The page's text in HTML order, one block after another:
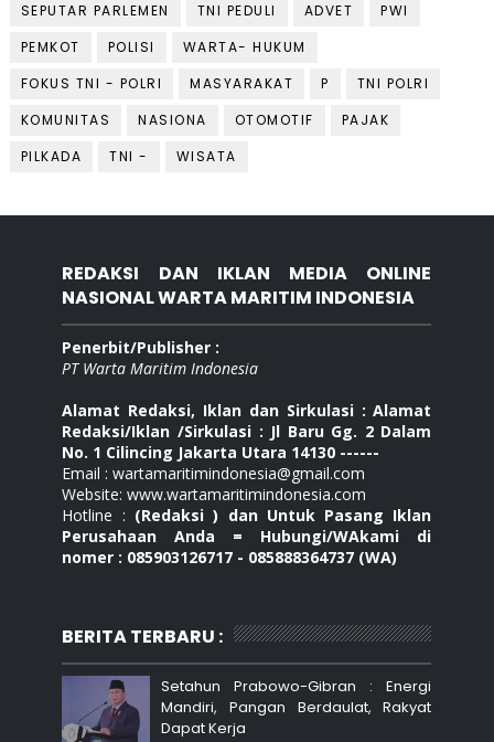
SEPUTAR PARLEMEN
TNI PEDULI ADVET
PWI
PEMKOT
POLISI
WARTA- HUKUM
FOKUS TNI - POLRI
MASYARAKAT P
TNI POLRI
KOMUNITAS
NASIONA OTOMOTIF
PAJAK
PILKADA
TNI - WISATA
REDAKSI DAN IKLAN MEDIA ONLINE
NASIONAL WARTA MARITIM INDONESIA
Penerbit/Publisher :
PT Warta Maritim Indonesia
Alamat Redaksi, Iklan dan Sirkulasi : Alamat
Redaksi/Iklan /Sirkulasi : Jl Baru Gg. 2 Dalam
No. 1 Cilincing Jakarta Utara 14130 ------
Email : wartamaritimindonesia@gmail.com
Website: www.wartamaritimindonesia.com
Hotline : (Redaksi ) dan Untuk Pasang Iklan
Perusahaan Anda = Hubungi/WAkami di
nomer : 085903126717 - 085888364737 (WA)
BERITA TERBARU :
Setahun Prabowo-Gibran : Energi
Mandiri, Pangan Berdaulat, Rakyat
Dapat Kerja